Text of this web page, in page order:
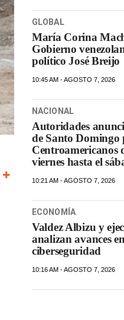
GLOBAL
María Corina
Gobierno
político José Breijo
10:45 AM - AGOSTO 7, 2026
NACIONAL
Autoridades
de Santo Domingo
Centroamericanos
viernes hasta el
10:21 AM - AGOSTO 7, 2026
ECONOMÍA
Valdez Albizu y
analizan avances
ciberseguridad
10:16 AM - AGOSTO 7, 2026